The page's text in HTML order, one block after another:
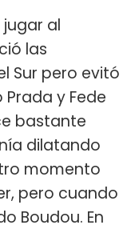
al
las
Sur pero evitó
y Fede
bastante
dilatando
momento
pero cuando
Boudou. En